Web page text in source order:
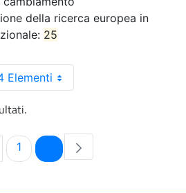
della ricerca europea in
25
Elementi
Pagina
1 Pagina